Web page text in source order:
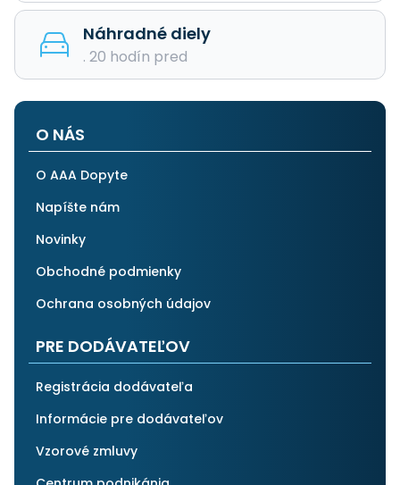
Náhradné diely
. 20 hodín pred
O NÁS
O AAA Dopyte
Napíšte nám
Novinky
Obchodné podmienky
Ochrana osobných údajov
PRE DODÁVATEĽOV
Registrácia dodávateľa
Informácie pre dodávateľov
Vzorové zmluvy